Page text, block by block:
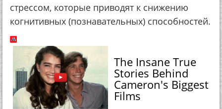
стрессом, которые приводят к снижению
когнитивных (познавательных) способностей.
The Insane True
Stories Behind
Cameron's Biggest
Films